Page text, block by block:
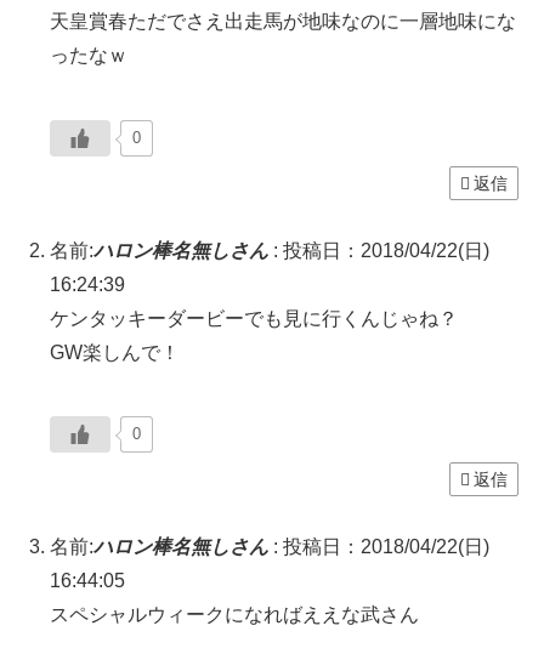
天皇賞春ただでさえ出走馬が地味なのに一層地味にな
ったなｗ
0
返信
名前:ハロン棒名無しさん : 投稿日：2018/04/22(日)
16:24:39
ケンタッキーダービーでも見に行くんじゃね？
GW楽しんで！
0
返信
名前:ハロン棒名無しさん : 投稿日：2018/04/22(日)
16:44:05
スペシャルウィークになればええな武さん